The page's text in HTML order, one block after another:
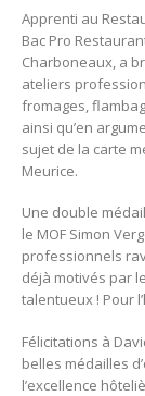
Apprenti au
Bac Pro
Charboneaux, a
ateliers
fromages,
ainsi qu’en
sujet de la carte
Meurice.
Une double
le MOF Simon
professionnels
déjà motivés par
talentueux ! Pour
Félicitations à
belles médailles
l’excellence